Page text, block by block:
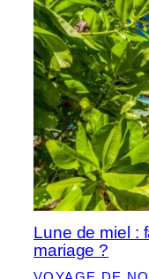
Lune de miel :
mariage ?